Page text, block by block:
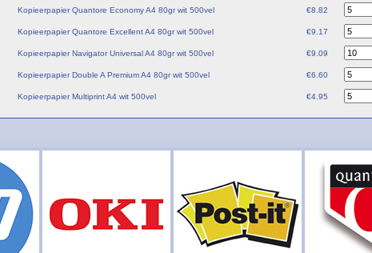
Kopieerpapier Quantore Economy A4 80gr wit 500vel €8.82
Kopieerpapier Quantore Excellent A4 80gr wit 500vel €9.17
Kopieerpapier Navigator Universal A4 80gr wit 500vel €9.09
Kopieerpapier Double A Premium A4 80gr wit 500vel €6.60
Kopieerpapier Multiprint A4 wit 500vel €4.95